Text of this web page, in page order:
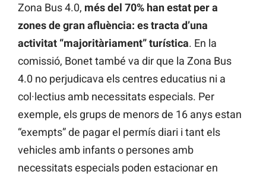
Zona Bus 4.0, més del 70% han estat per a
zones de gran afluència: es tracta d’una
activitat “majoritàriament” turística. En la
comissió, Bonet també va dir que la Zona Bus
4.0 no perjudicava els centres educatius ni a
col·lectius amb necessitats especials. Per
exemple, els grups de menors de 16 anys estan
“exempts” de pagar el permís diari i tant els
vehicles amb infants o persones amb
necessitats especials poden estacionar en